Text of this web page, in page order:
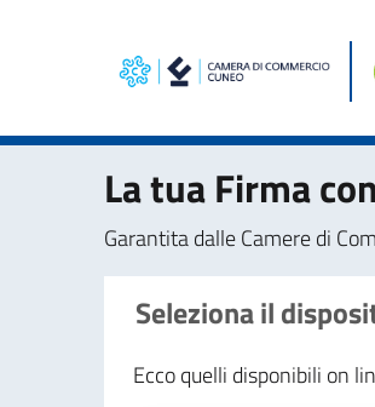
La tua Firma
Garantita dalle Camere di
Seleziona il
Ecco quelli disponibili on